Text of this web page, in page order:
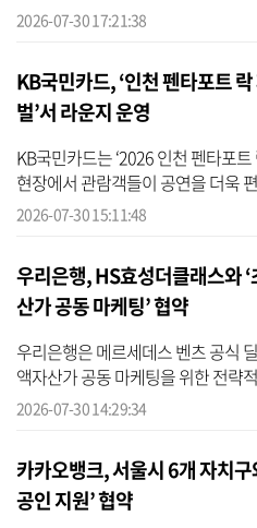
잔액은 지속적인 상승세를 이어가고
2026-07-30 17:21:38
KB국민카드, ‘인천 펜타포트
벌’서 라운지 운영
KB국민카드는 ‘2026 인천 펜타포
현장에서 관람객들이 공연을 더욱
카드 라운지’를 운영한다고 30일 밝
2026-07-30 15:11:48
우리은행, HS효성더클래스와
산가 공동 마케팅’ 협약
우리은행은 메르세데스 벤츠 공식
액자산가 공동 마케팅을 위한 전략
30일 밝혔다. 우리은행에 따르면 이
2026-07-30 14:29:34
카카오뱅크, 서울시 6개 자치구
공인 지원’ 협약